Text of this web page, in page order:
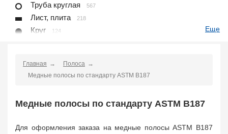
Труба круглая 567
Лист, плита 218
Круг 124
Шестигранник
Заказать в 1 клик
Еще
Главная
Полоса
Медные полосы по стандарту ASTM B187
Медные полосы по стандарту ASTM B187
Для оформления заказа на медные полосы ASTM B187